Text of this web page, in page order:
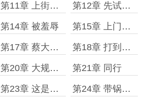
第11章 上街考察 第12章 先试试水
第14章 被羞辱 第15章 上门算账
第17章 蔡大娘的男人 第18章 打到求饶
第20章 大规模生产 第21章 同行
第23章 这是我定的 第24章 带锅井水